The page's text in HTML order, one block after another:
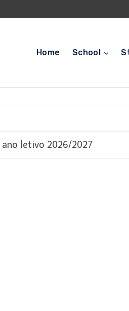
Home School
letivo 2026/2027